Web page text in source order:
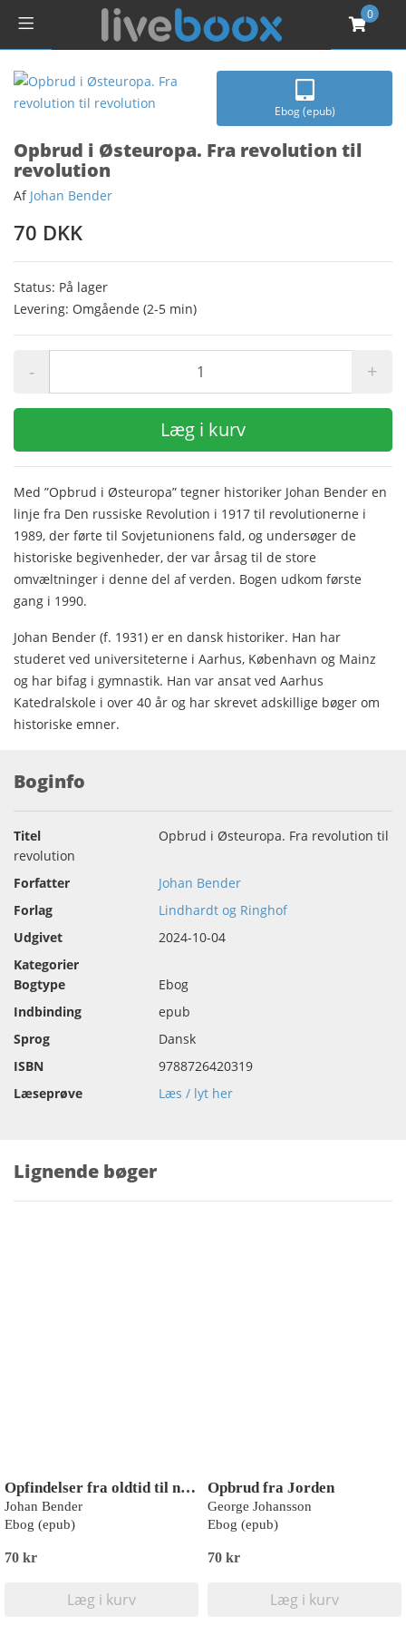
0
Ebog (epub)
Opbrud i Østeuropa. Fra revolution til
revolution
Af Johan Bender
70 DKK
Status: På lager
Levering: Omgående (2-5 min)
- +
Læg i kurv
Med ”Opbrud i Østeuropa” tegner historiker Johan Bender en
linje fra Den russiske Revolution i 1917 til revolutionerne i
1989, der førte til Sovjetunionens fald, og undersøger de
historiske begivenheder, der var årsag til de store
omvæltninger i denne del af verden. Bogen udkom første
gang i 1990.
Johan Bender (f. 1931) er en dansk historiker. Han har
studeret ved universiteterne i Aarhus, København og Mainz
og har bifag i gymnastik. Han var ansat ved Aarhus
Katedralskole i over 40 år og har skrevet adskillige bøger om
historiske emner.
Boginfo
Titel
Opbrud i Østeuropa. Fra revolution til
revolution
Forfatter
Johan Bender
Forlag
Lindhardt og Ringhof
Udgivet
2024-10-04
Kategorier
Bogtype
Ebog
Indbinding
epub
Sprog
Dansk
ISBN
9788726420319
Læseprøve
Læs / lyt her
Lignende bøger
Opfindelser fra oldtid til nutid
Johan Bender
Ebog (epub)
70 kr
Læg i kurv
Opbrud fra Jorden
George Johansson
Ebog (epub)
70 kr
Læg i kurv